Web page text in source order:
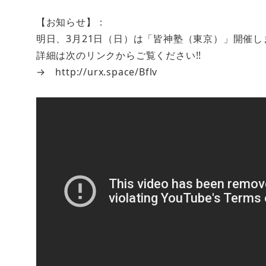
【お知らせ】：
明日、3月21日（日）は「皆神塾（東京）」開催
詳細は次のリンクからご覧ください!!
→ http://urx.space/Bflv